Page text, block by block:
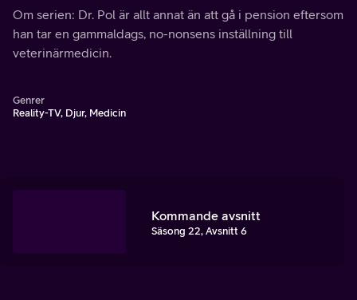
Om serien: Dr. Pol är allt annat än att gå i pension eftersom
han tar en gammaldags, no-nonsens inställning till
veterinärmedicin.
Genrer
Reality-TV, Djur, Medicin
Kommande avsnitt
Säsong 22, Avsnitt 6